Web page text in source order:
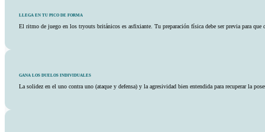
LLEGA EN TU PICO DE FORMA
El ritmo de juego en los tryouts británicos es asfixiante. Tu preparación física debe ser previa para que
GANA LOS DUELOS INDIVIDUALES
La solidez en el uno contra uno (ataque y defensa) y la agresividad bien entendida para recuperar la